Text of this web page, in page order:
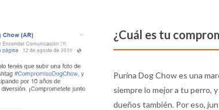
¿Cuál es tu
Purina Dog Chow es una
siempre lo mejor a tu perro,
dueños también. Por eso,